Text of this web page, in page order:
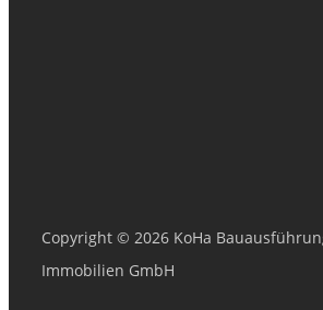
Copyright © 2026 KoHa
Immobilien GmbH